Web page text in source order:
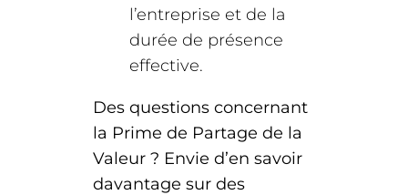
l’entreprise et de la
durée de présence
effective.
Des questions concernant
la Prime de Partage de la
Valeur ? Envie d’en savoir
davantage sur des